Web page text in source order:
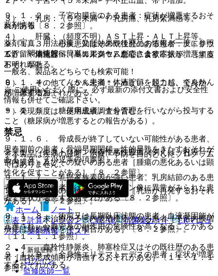
９．１．２． 子宮内膜症のある患者：症状が増悪するおそ
れがある〔８．２参照〕。
９．１．３． 心疾患又はその既往歴のある患者：ナトリウ
ム貯留や体液貯留、高カルシウム血症により症状が増悪する
おそれがある。
９．１．４． てんかん患者：体液貯留を起こし、てんかん
が増悪するおそれがある。
９．１．５． 糖尿病患者：十分管理を行いながら投与する
こと（糖尿病が増悪するとの報告がある）。
９．１．６． 骨成長が終了していない可能性がある患者、
思春期前の患者：骨端早期閉鎖、性的早熟をきたすおそれが
ある〔９．７小児等の項参照〕。
９．１．７． 乳癌家族素因が強い患者、乳房結節のある患
者、乳腺症の患者又は乳房レントゲン像に異常がみられた患
者：症状が増悪するおそれがある〔８．２参照〕。
９．１．８． 術前又は長期臥床状態の患者：血液凝固能が
亢進され、心血管系の副作用の危険性が高くなることがある
〔１１．１．１参照〕。
９．１．９． 全身性エリテマトーデスの患者：症状が増悪
するおそれがある。
３）． 乳房：（５％未満＊）乳房痛、乳房緊満感等。
４）． 肝臓：（頻度不明）ＡＳＴ上昇・ＡＬＴ上昇等。
５）． 消化器：（５％未満＊）悪心、食欲不振等、（頻度
不明）嘔吐。
６）． その他：（５％未満＊）めまい、脱力感、全身熱
感、体重増加。
＊）発現頻度は、使用成績調査を含む。
禁忌
２．１． エストロゲン依存性悪性腫瘍（例えば、乳癌、子
宮内膜癌）及びその疑いのある患者［腫瘍の悪化あるいは顕
性化を促すことがある］〔８．２参照〕。
２．２． 乳癌の既往歴のある患者［乳癌が再発するおそれ
がある］〔８．２参照〕。
２．３． 未治療の子宮内膜増殖症のある患者［子宮内膜増
殖症は細胞異型を伴う場合がある］〔８．２参照〕。
２．４． 血栓性静脈炎、肺塞栓症又はその既往歴のある患
者［血栓形成傾向が増強するおそれがある］〔１１．１．１
参照〕。
薬剤情報
薬剤写真、用法用量、効能効果や後発品の情報が一度に参照
でき、関連情報へ簡単にアクセスができます。
一般名、製品名どちらでも検索可能！
※ ご使用いただく際に、必ず最新の添付文書および安全性
情報も併せてご確認下さい。
※本製品は疾病の診断・治療・予防を目的としたプログラム
ではありません。
ホーム
ノート
表・計算
レジメン CTCAE 抗菌薬ガイド
ERマニュ
アル
薬剤情報 ポスト
新規登録
ログイン
監修医師一覧